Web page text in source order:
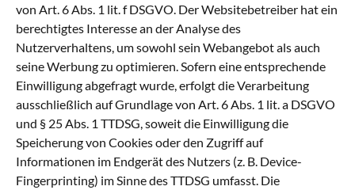
von Art. 6 Abs. 1 lit. f DSGVO. Der Websitebetreiber hat ein
berechtigtes Interesse an der Analyse des
Nutzerverhaltens, um sowohl sein Webangebot als auch
seine Werbung zu optimieren. Sofern eine entsprechende
Einwilligung abgefragt wurde, erfolgt die Verarbeitung
ausschließlich auf Grundlage von Art. 6 Abs. 1 lit. a DSGVO
und § 25 Abs. 1 TTDSG, soweit die Einwilligung die
Speicherung von Cookies oder den Zugriff auf
Informationen im Endgerät des Nutzers (z. B. Device-
Fingerprinting) im Sinne des TTDSG umfasst. Die